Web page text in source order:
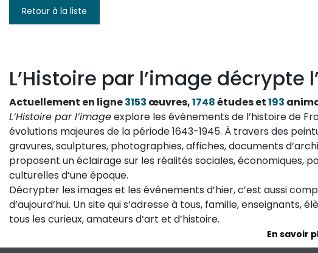
Retour à la liste
L’Histoire par l’image décrypte
Actuellement en ligne3153 œuvres,1748études et193
L’Histoire par l’imageexplore les événements de l’histoire de
évolutions majeures de la période 1643-1945. À travers des
gravures, sculptures, photographies, affiches, documents
proposent un éclairage sur les réalités sociales, économiques,
culturelles d’une époque.
Décrypter les images et les événements d’hier, c’est aussi
d’aujourd’hui. Un site qui s’adresse à tous, famille, enseignants,
tous les curieux, amateurs d’art et d’histoire.
En savoir